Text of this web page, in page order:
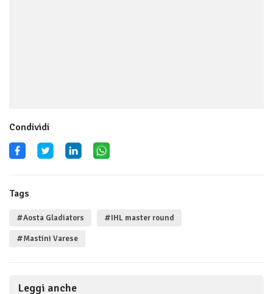
Condividi
Tags
#Aosta Gladiators #IHL master round
#Mastini Varese
Leggi anche